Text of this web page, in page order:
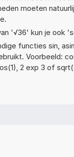
moeten
'√36' kun je ook
functies sin,
Voorbeeld:
2 exp 3 of